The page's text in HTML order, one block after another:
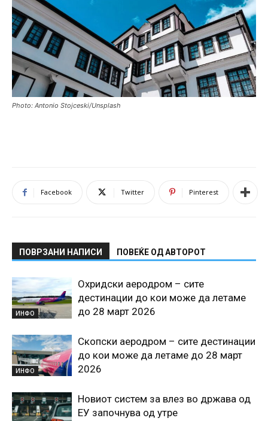
Photo: Antonio Stojceski/Unsplash
Facebook Twitter Pinterest
ПОВРЗАНИ НАПИСИ ПОВЕЌЕ ОД АВТОРОТ
ИНФО
Охридски аеродром – сите
дестинации до кои може да летаме
до 28 март 2026
ИНФО
Скопски аеродром – сите дестинации
до кои може да летаме до 28 март
2026
Новиот систем за влез во држава од
ЕУ започнува од утре